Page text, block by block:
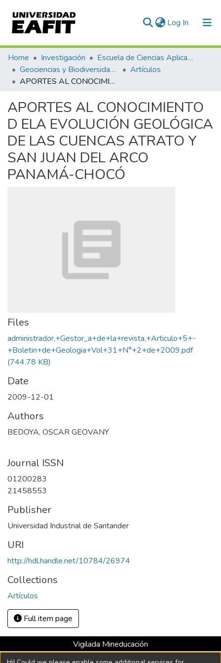
Log In (current)
Communities & Collections
All of DSpace
Home Investigación
Escuela de Ciencias Aplicadas e Ingeniería
Geociencias y Biodiversidad (GEBI)
Artículos
APORTES AL CONOCIMIENTO D ELA EVOLUCIÓN GEOLÓGICA DE LAS CUENCAS ATRATO Y SAN JUAN DEL ARCO PANAMÁ-CHOCÓ
APORTES AL CONOCIMIENTO
D ELA EVOLUCIÓN GEOLÓGICA
DE LAS CUENCAS ATRATO Y
SAN JUAN DEL ARCO
PANAMÁ-CHOCÓ
Files
administrador,+Gestor_a+de+la+revista,+Articulo+5+-
+Boletin+de+Geologia+Vol+31+N°+2+de+2009.pdf
(744.78 KB)
Date
2009-12-01
Authors
BEDOYA, OSCAR GEOVANY
Journal ISSN
01200283
21458553
Publisher
Universidad Industrial de Santander
URI
http://hdl.handle.net/10784/26974
Collections
Artículos
Full item page
Vigilada Mineducación
Universidad con Acreditación Institucional hasta 2026 -